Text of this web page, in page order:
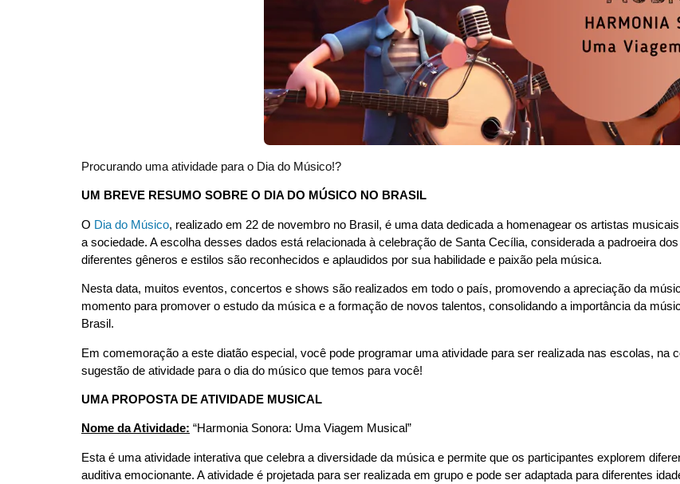
Procurando uma atividade para o Dia do Músico!?
UM BREVE RESUMO SOBRE O DIA DO MÚSICO NO BRASIL
O Dia do Músico, realizado em 22 de novembro no Brasil, é uma data dedicada a homenagear os artistas
a sociedade. A escolha desses dados está relacionada à celebração de Santa Cecília, considerada a padroeira
diferentes gêneros e estilos são reconhecidos e aplaudidos por sua habilidade e paixão pela música.
Nesta data, muitos eventos, concertos e shows são realizados em todo o país, promovendo a apreciação da
momento para promover o estudo da música e a formação de novos talentos, consolidando a importância da
Brasil.
Em comemoração a este diatão especial, você pode programar uma atividade para ser realizada nas escolas,
sugestão de atividade para o dia do músico que temos para você!
UMA PROPOSTA DE ATIVIDADE MUSICAL
Nome da Atividade: “Harmonia Sonora: Uma Viagem Musical”
Esta é uma atividade interativa que celebra a diversidade da música e permite que os participantes explorem
auditiva emocionante. A atividade é projetada para ser realizada em grupo e pode ser adaptada para diferentes